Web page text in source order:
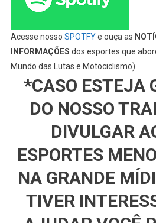
Acesse nosso SPOTFYe ouça as
INFORMAÇÕES dos esportes que
Mundo das Lutas e Motociclismo)
*CASO ESTEJA
DO NOSSO
DIVULGAR
ESPORTES
NA GRANDE
TIVER